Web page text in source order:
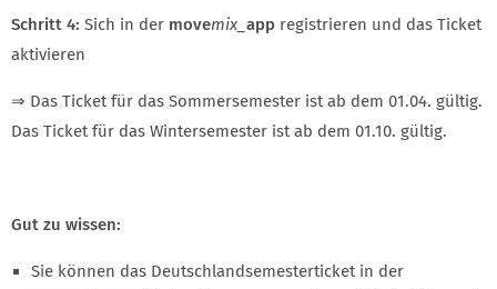
Schritt 4: Sich in der movemix_ app registrieren und das Ticket
aktivieren
⇒ Das Ticket für das Sommersemester ist ab dem 01.04. gültig.
Das Ticket für das Wintersemester ist ab dem 01.10. gültig.
Gut zu wissen:
Sie können das Deutschlandsemesterticket in der